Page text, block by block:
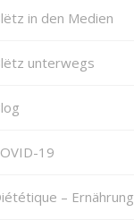
in den Medien
unterwegs
19
– Ernährung